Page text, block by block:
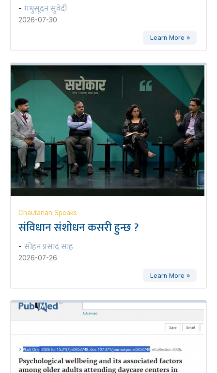
- मधुसूदन सुवेदी
2026-07-30
Learn More »
Chautarian Speaks
संविधान संशोधन कसरी हुन्छ ?
- सोहन प्रसाद साह
2026-07-26
Learn More »